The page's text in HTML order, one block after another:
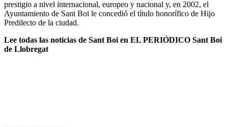
prestigio a nivel internacional, europeo y nacional y, en 2002, el
Ayuntamiento de Sant Boi le concedió el título honorífico de Hijo
Predilecto de la ciudad.
Lee todas las noticias de Sant Boi en EL PERIÓDICO Sant Boi
de Llobregat